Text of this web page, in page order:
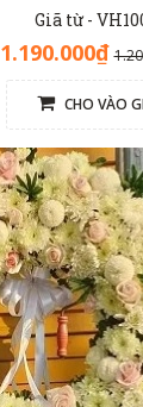
Giã từ -
1.190.000₫
CHO VÀO